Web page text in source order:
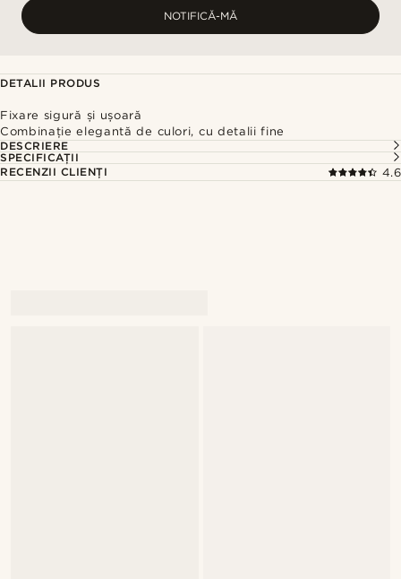
NOTIFICĂ-MĂ
DETALII PRODUS
Fixare sigură și ușoară
Combinație elegantă de culori, cu detalii fine
DESCRIERE
SPECIFICAȚII
RECENZII CLIENȚI
4.6